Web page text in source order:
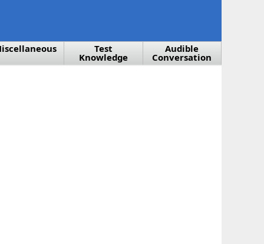
Test
Knowledge
Audible
Conversation